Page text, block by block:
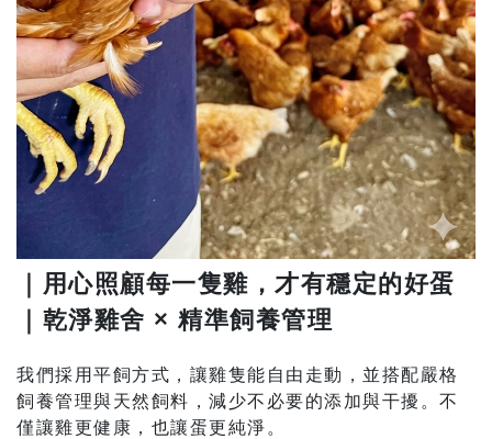
｜用心照顧每一隻雞，才有穩定的好蛋
｜乾淨雞舍 × 精準飼養管理
我們採用平飼方式，讓雞隻能自由走動，並搭配嚴格
飼養管理與天然飼料，減少不必要的添加與干擾。不
僅讓雞更健康，也讓蛋更純淨。